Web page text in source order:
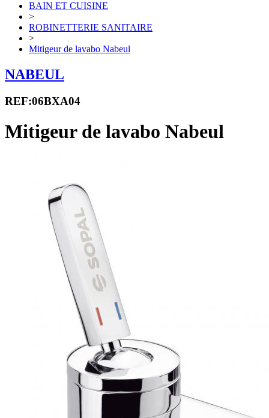
BAIN ET CUISINE
>
ROBINETTERIE SANITAIRE
>
Mitigeur de lavabo Nabeul
NABEUL
REF:06BXA04
Mitigeur de lavabo Nabeul